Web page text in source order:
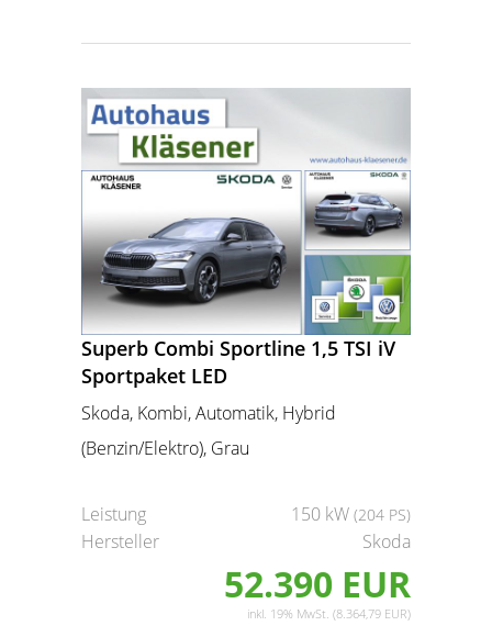
Superb Combi Sportline 1,5 TSI iV
Sportpaket LED
Skoda, Kombi, Automatik, Hybrid
(Benzin/Elektro), Grau
Leistung 150 kW (204 PS)
Hersteller Skoda
52.390 EUR
inkl. 19% MwSt. (8.364,79 EUR)